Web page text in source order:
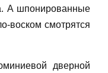
А шпонированные
воском смотрятся
дверной